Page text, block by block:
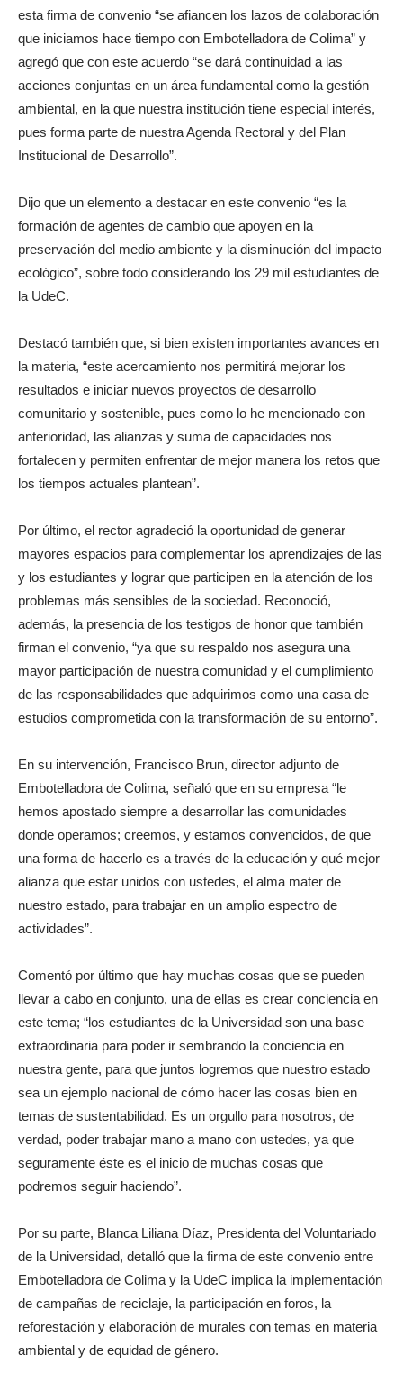
esta firma de convenio “se afiancen los lazos de colaboración
que iniciamos hace tiempo con Embotelladora de Colima” y
agregó que con este acuerdo “se dará continuidad a las
acciones conjuntas en un área fundamental como la gestión
ambiental, en la que nuestra institución tiene especial interés,
pues forma parte de nuestra Agenda Rectoral y del Plan
Institucional de Desarrollo”.
Dijo que un elemento a destacar en este convenio “es la
formación de agentes de cambio que apoyen en la
preservación del medio ambiente y la disminución del impacto
ecológico”, sobre todo considerando los 29 mil estudiantes de
la UdeC.
Destacó también que, si bien existen importantes avances en
la materia, “este acercamiento nos permitirá mejorar los
resultados e iniciar nuevos proyectos de desarrollo
comunitario y sostenible, pues como lo he mencionado con
anterioridad, las alianzas y suma de capacidades nos
fortalecen y permiten enfrentar de mejor manera los retos que
los tiempos actuales plantean”.
Por último, el rector agradeció la oportunidad de generar
mayores espacios para complementar los aprendizajes de las
y los estudiantes y lograr que participen en la atención de los
problemas más sensibles de la sociedad. Reconoció,
además, la presencia de los testigos de honor que también
firman el convenio, “ya que su respaldo nos asegura una
mayor participación de nuestra comunidad y el cumplimiento
de las responsabilidades que adquirimos como una casa de
estudios comprometida con la transformación de su entorno”.
En su intervención, Francisco Brun, director adjunto de
Embotelladora de Colima, señaló que en su empresa “le
hemos apostado siempre a desarrollar las comunidades
donde operamos; creemos, y estamos convencidos, de que
una forma de hacerlo es a través de la educación y qué mejor
alianza que estar unidos con ustedes, el alma mater de
nuestro estado, para trabajar en un amplio espectro de
actividades”.
Comentó por último que hay muchas cosas que se pueden
llevar a cabo en conjunto, una de ellas es crear conciencia en
este tema; “los estudiantes de la Universidad son una base
extraordinaria para poder ir sembrando la conciencia en
nuestra gente, para que juntos logremos que nuestro estado
sea un ejemplo nacional de cómo hacer las cosas bien en
temas de sustentabilidad. Es un orgullo para nosotros, de
verdad, poder trabajar mano a mano con ustedes, ya que
seguramente éste es el inicio de muchas cosas que
podremos seguir haciendo”.
Por su parte, Blanca Liliana Díaz, Presidenta del Voluntariado
de la Universidad, detalló que la firma de este convenio entre
Embotelladora de Colima y la UdeC implica la implementación
de campañas de reciclaje, la participación en foros, la
reforestación y elaboración de murales con temas en materia
ambiental y de equidad de género.